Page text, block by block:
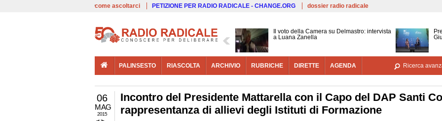
Salta al contenuto principale
come ascoltarci PETIZIONE PER RADIO RADICALE - CHANGE.ORG dossier radio radicale
Il voto della Camera su Delmastro: intervista
a Luana Zanella
PALINSESTO RIASCOLTA ARCHIVIO RUBRICHE DIRETTE AGENDA Ricerca
06
MAG
2015
Incontro del Presidente Mattarella con il Capo del DAP Santi
rappresentanza di allievi degli Istituti di Formazione